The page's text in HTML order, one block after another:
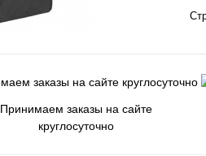
Принимаем заказы на сайте
круглосуточно